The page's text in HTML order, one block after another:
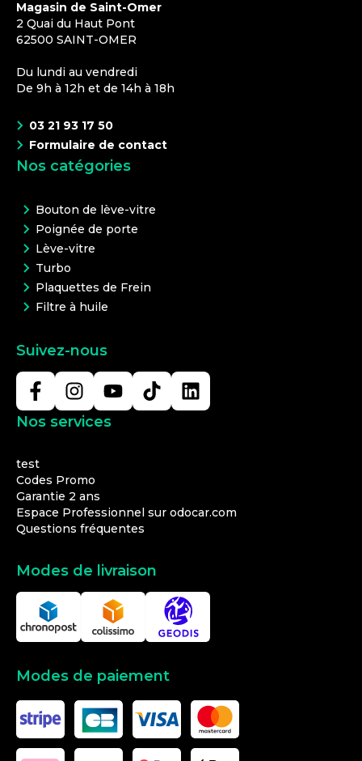
Magasin de Saint-Omer
2 Quai du Haut Pont
62500 SAINT-OMER
Du lundi au vendredi
De 9h à 12h et de 14h à 18h
03 21 93 17 50
Formulaire de contact
Nos catégories
Bouton de lève-vitre
Poignée de porte
Lève-vitre
Turbo
Plaquettes de Frein
Filtre à huile
Suivez-nous
Nos services
test
Codes Promo
Garantie 2 ans
Espace Professionnel sur odocar.com
Questions fréquentes
Modes de livraison
Modes de paiement